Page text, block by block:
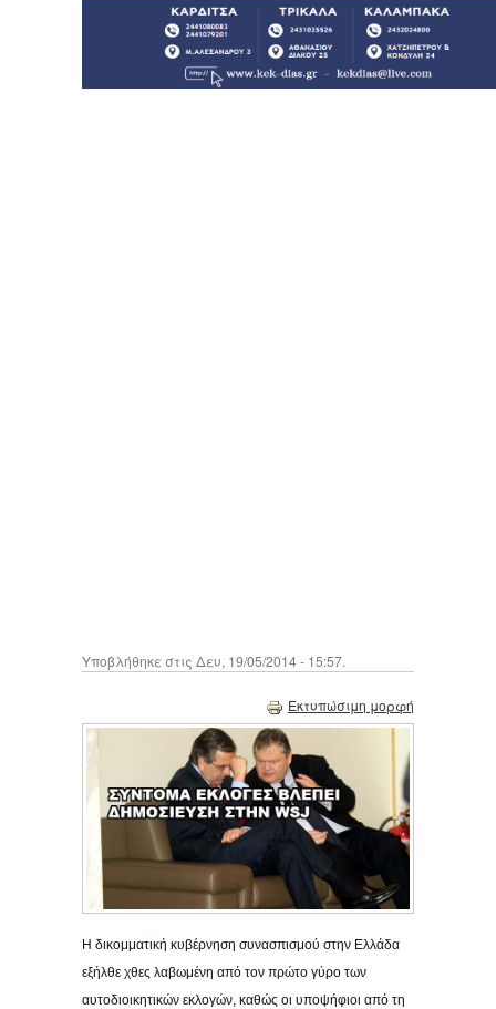
Υποβλήθηκε στις Δευ, 19/05/2014 - 15:57.
Εκτυπώσιμη μορφή
Η δικομματική κυβέρνηση συνασπισμού στην Ελλάδα
εξήλθε χθες λαβωμένη από τον πρώτο γύρο των
αυτοδιοικητικών εκλογών, καθώς οι υποψήφιοι από τη